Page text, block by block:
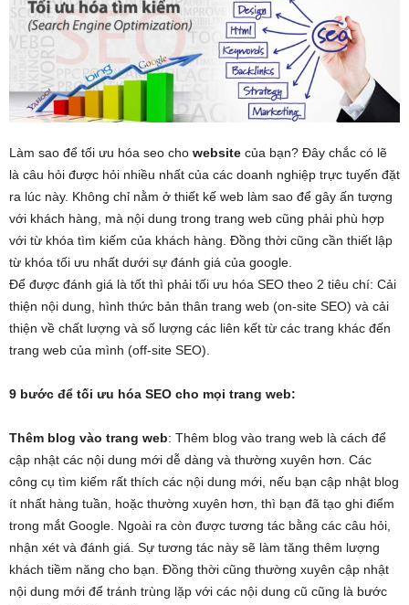
Làm sao để tối ưu hóa seo cho website của bạn? Đây chắc có lẽ
là câu hỏi được hỏi nhiều nhất của các doanh nghiệp trực tuyến đặt
ra lúc này. Không chỉ nằm ở thiết kế web làm sao để gây ấn tượng
với khách hàng, mà nội dung trong trang web cũng phải phù hợp
với từ khóa tìm kiếm của khách hàng. Đồng thời cũng cần thiết lập
từ khóa tối ưu nhất dưới sự đánh giá của google.
Để được đánh giá là tốt thì phải tối ưu hóa SEO theo 2 tiêu chí: Cải
thiện nội dung, hình thức bản thân trang web (on-site SEO) và cải
thiện về chất lượng và số lượng các liên kết từ các trang khác đến
trang web của mình (off-site SEO).
9 bước để tối ưu hóa SEO cho mọi trang web:
Thêm blog vào trang web: Thêm blog vào trang web là cách để
cập nhật các nội dung mới dễ dàng và thường xuyên hơn. Các
công cụ tìm kiếm rất thích các nội dung mới, nếu bạn cập nhật blog
ít nhất hàng tuần, hoặc thường xuyên hơn, thì bạn đã tạo ghi điểm
trong mắt Google. Ngoài ra còn được tương tác bằng các câu hỏi,
nhận xét và đánh giá. Sự tương tác này sẽ làm tăng thêm lượng
khách tiềm năng cho bạn. Đồng thời cũng thường xuyên cập nhật
nội dung mới để tránh trùng lặp với các nội dung cũ cũng là bước